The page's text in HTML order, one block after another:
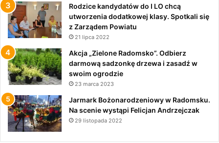
Rodzice kandydatów do I LO chcą
utworzenia dodatkowej klasy. Spotkali się
z Zarządem Powiatu
21 lipca 2022
Akcja „Zielone Radomsko”. Odbierz
darmową sadzonkę drzewa i zasadź w
swoim ogrodzie
23 marca 2023
Jarmark Bożonarodzeniowy w Radomsku.
Na scenie wystąpi Felicjan Andrzejczak
29 listopada 2022